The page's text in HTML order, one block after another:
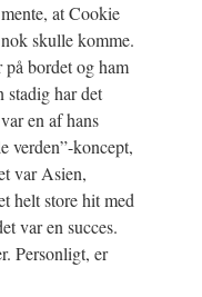
at Cookie
skulle komme.
på bordet og ham
stadig har det
en af hans
verden”-koncept,
var Asien,
helt store hit med
var en succes.
Personligt, er